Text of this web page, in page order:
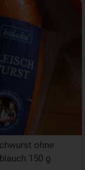
ohne
150 g